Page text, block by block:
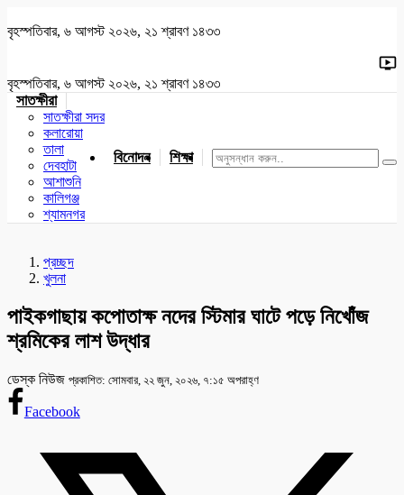
বৃহস্পতিবার, ৬ আগস্ট ২০২৬, ২১ শ্রাবণ ১৪৩৩
বৃহস্পতিবার, ৬ আগস্ট ২০২৬, ২১ শ্রাবণ ১৪৩৩
সাতক্ষীরা
সাতক্ষীরা সদর
কলারোয়া
তালা
দেবহাটা
আশাশুনি
কালিগঞ্জ
শ্যামনগর
বিনোদন শিক্ষা খেলাধুলা জাতীয় যশোর
প্রচ্ছদ
খুলনা
পাইকগাছায় কপোতাক্ষ নদের স্টিমার ঘাটে পড়ে নিখোঁজ
শ্রমিকের লাশ উদ্ধার
ডেস্ক নিউজ প্রকাশিত: সোমবার, ২২ জুন, ২০২৬, ৭:১৫ অপরাহ্ণ
Facebook